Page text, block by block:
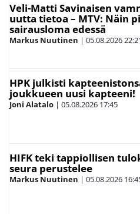
Veli-Matti Savinaisen
uutta tietoa – MTV: Näin
sairausloma edessä
Markus Nuutinen | 05.08.2026
HPK julkisti
joukkueen uusi kapteeni!
Joni Alatalo | 05.08.2026 17:45
HIFK teki tappiollisen
seura perustelee
Markus Nuutinen | 05.08.2026